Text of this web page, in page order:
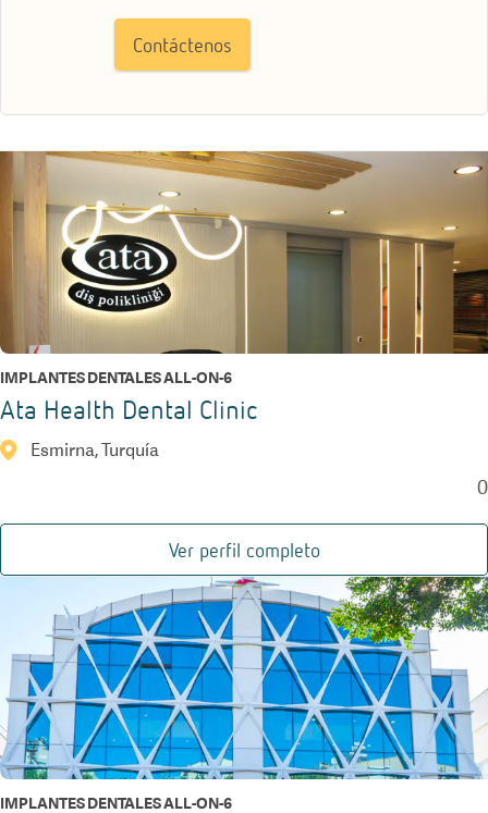
Contáctenos
IMPLANTES DENTALES ALL-ON-6
Ata Health Dental Clinic
Esmirna, Turquía
0
Ver perfil completo
IMPLANTES DENTALES ALL-ON-6